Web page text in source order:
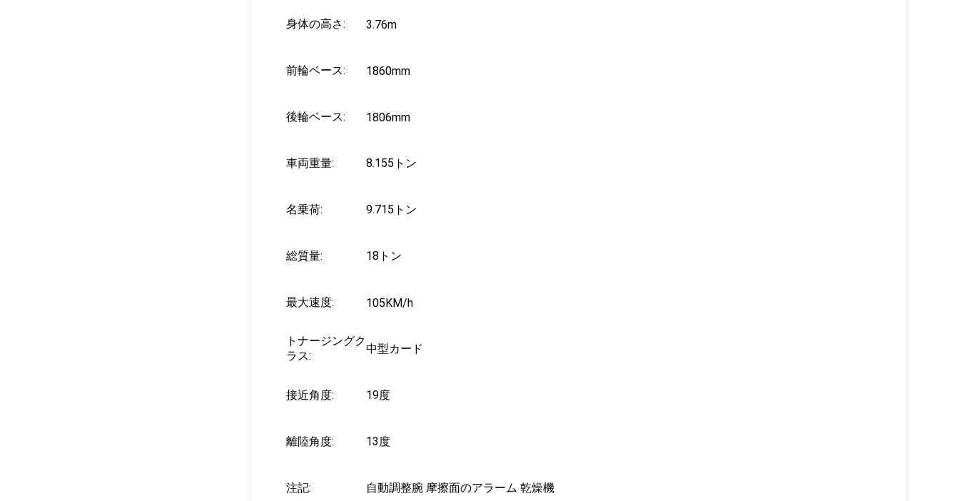
身体の高さ: 3.76m
前輪ベース: 1860mm
後輪ベース: 1806mm
車両重量: 8.155トン
名乗荷: 9.715トン
総質量: 18トン
最大速度: 105KM/h
トナージングク
ラス:
中型カード
接近角度: 19度
離陸角度: 13度
注記: 自動調整腕 摩擦面のアラーム 乾燥機